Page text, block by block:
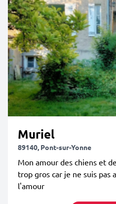
Muriel
89140, Pont-sur-Yonne
Mon amour des chiens et
trop gros car je ne suis pas
l'amour